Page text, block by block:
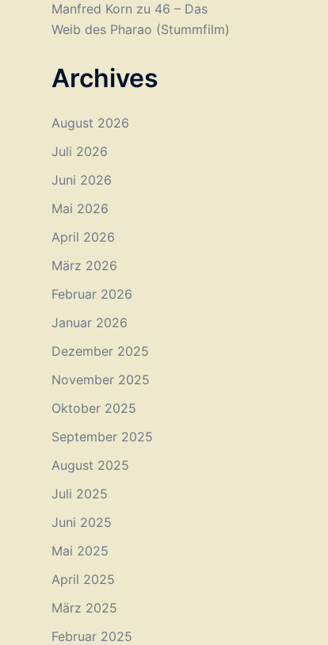
Manfred Korn zu 46 – Das
Weib des Pharao (Stummfilm)
Archives
August 2026
Juli 2026
Juni 2026
Mai 2026
April 2026
März 2026
Februar 2026
Januar 2026
Dezember 2025
November 2025
Oktober 2025
September 2025
August 2025
Juli 2025
Juni 2025
Mai 2025
April 2025
März 2025
Februar 2025